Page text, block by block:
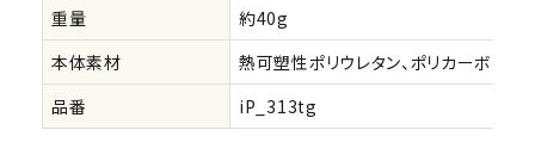
重量
約40g
本体素材
熱可塑性ポリウレタン、ポリカーボネー
品番
iP_313tg